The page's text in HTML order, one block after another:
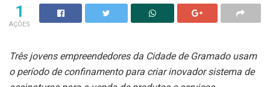
1
AÇÕES
Três jovens empreendedores da Cidade de Gramado usam
o período de confinamento para criar inovador sistema de